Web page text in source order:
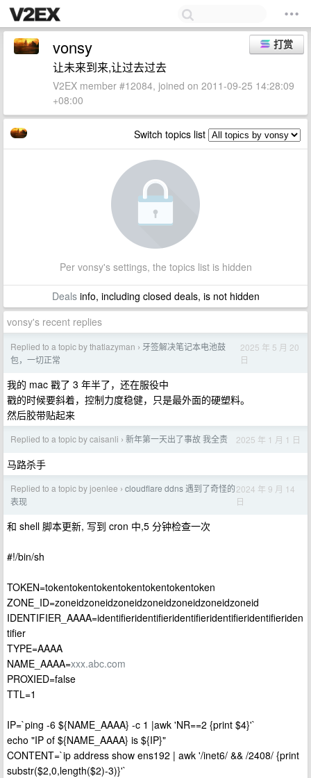
打赏
vonsy
让未来到来,让过去过去
V2EX member #12084, joined on 2011-09-25 14:28:09
+08:00
Switch topics list
Per vonsy's settings, the topics list is hidden
Dealsinfo, including closed deals, is not hidden
vonsy's recent replies
Replied to a topic by thatlazyman › 牙签解决笔记本电池鼓
包，一切正常
2025 年 5 月 20
日
我的 mac 戳了 3 年半了，还在服役中
戳的时候要斜着，控制力度稳健，只是最外面的硬塑料。
然后胶带贴起来
Replied to a topic by caisanli › 新年第一天出了事故 我全责 2025 年 1 月 1 日
马路杀手
Replied to a topic by joenlee › cloudflare ddns 遇到了奇怪的
表现
2024 年 9 月 14
日
和 shell 脚本更新, 写到 cron 中,5 分钟检查一次
#!/bin/sh
TOKEN=tokentokentokentokentokentokentoken
ZONE_ID=zoneidzoneidzoneidzoneidzoneidzoneidzoneid
IDENTIFIER_AAAA=identifieridentifieridentifieridentifieridentifieriden
tifier
TYPE=AAAA
NAME_AAAA=xxx.abc.com
PROXIED=false
TTL=1
IP=`ping -6 ${NAME_AAAA} -c 1 |awk 'NR==2 {print $4}'`
echo "IP of ${NAME_AAAA} is ${IP}"
CONTENT=`ip address show ens192 | awk '/inet6/ && /2408/ {print
substr($2,0,length($2)-3)}'`